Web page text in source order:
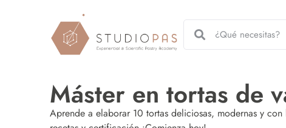
Máster en tortas de
Aprende a elaborar 10 tortas deliciosas, modernas y